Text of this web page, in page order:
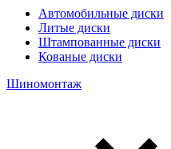
Автомобильные диски
Литые диски
Штампованные диски
Кованые диски
Шиномонтаж